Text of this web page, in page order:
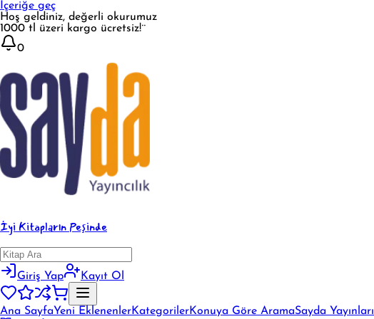
İçeriğe geç
Hoş geldiniz, değerli okurumuz
1000 tl üzeri kargo ücretsiz!¨
0
İyi Kitapların Peşinde
Giriş Yap Kayıt Ol
Ana SayfaYeni EklenenlerKategorilerKonuya Göre AramaSayda Yayınları